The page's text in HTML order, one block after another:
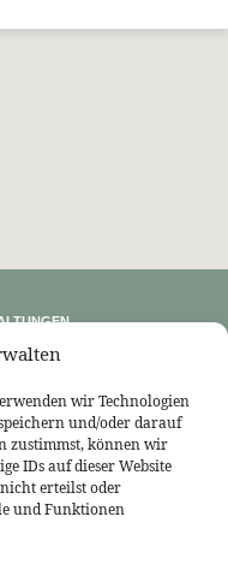
wir Technologien
und/oder darauf
zustimmst, können wir
IDs auf dieser Website
erteilst oder
und Funktionen
Nordhorn
Gießen
Tübingen